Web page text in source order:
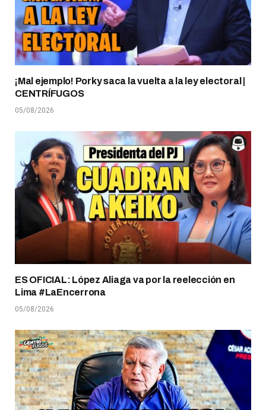
¡Mal ejemplo! Porky saca la vuelta a la ley electoral |
CENTRÍFUGOS
05/08/2026
ES OFICIAL: López Aliaga va por la reelección en
Lima #LaEncerrona
05/08/2026